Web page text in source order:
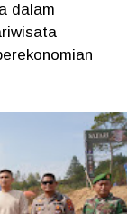
dalam